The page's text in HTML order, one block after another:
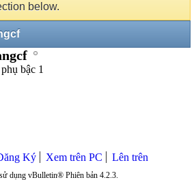
below.
bậc 1
Ký Xem trên PC Lên trên
dụng vBulletin® Phiên bản 4.2.3.